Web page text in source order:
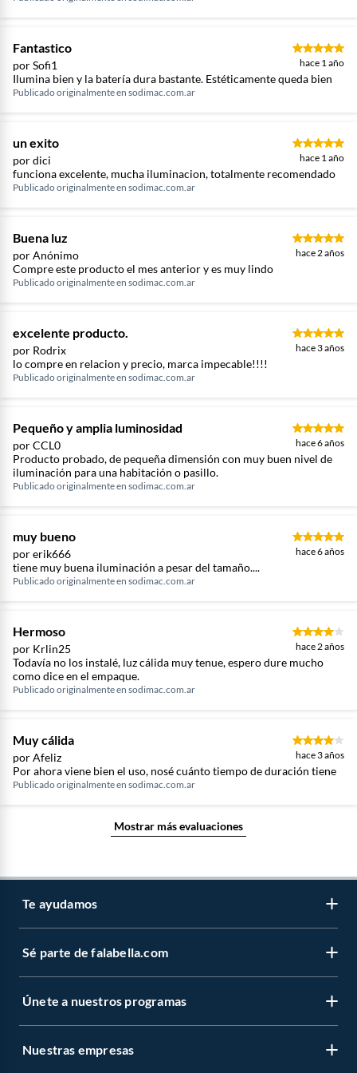
Fantastico
por Sofi1 hace 1 año
Ilumina bien y la batería dura bastante. Estéticamente queda bien
Publicado originalmente en sodimac.com.ar
un exito
por dici hace 1 año
funciona excelente, mucha iluminacion, totalmente recomendado
Publicado originalmente en sodimac.com.ar
Buena luz
por Anónimo hace 2 años
Compre este producto el mes anterior y es muy lindo
Publicado originalmente en sodimac.com.ar
excelente producto.
por Rodrix hace 3 años
lo compre en relacion y precio, marca impecable!!!!
Publicado originalmente en sodimac.com.ar
Pequeño y amplia luminosidad
por CCL0 hace 6 años
Producto probado, de pequeña dimensión con muy buen nivel de
iluminación para una habitación o pasillo.
Publicado originalmente en sodimac.com.ar
muy bueno
por erik666 hace 6 años
tiene muy buena iluminación a pesar del tamaño....
Publicado originalmente en sodimac.com.ar
Hermoso
por Krlin25 hace 2 años
Todavía no los instalé, luz cálida muy tenue, espero dure mucho
como dice en el empaque.
Publicado originalmente en sodimac.com.ar
Muy cálida
por Afeliz hace 3 años
Por ahora viene bien el uso, nosé cuánto tiempo de duración tiene
Publicado originalmente en sodimac.com.ar
Mostrar más evaluaciones
Te ayudamos
Atención por WhatsApp
Cambios y devoluciones
Sé parte de falabella.com
Trabaja con nosotros
Únete a nuestros programas
Novios Falabella
Nuestras empresas